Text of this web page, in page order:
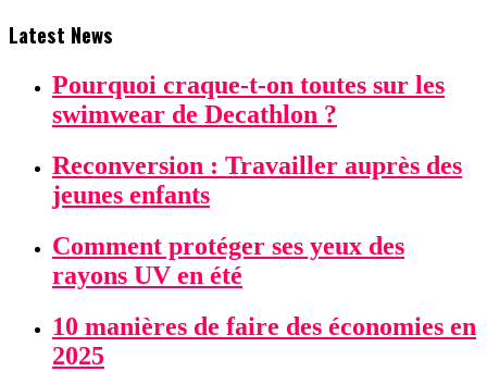
Latest News
Pourquoi craque-t-on toutes sur les
swimwear de Decathlon ?
Reconversion : Travailler auprès des
jeunes enfants
Comment protéger ses yeux des
rayons UV en été
10 manières de faire des économies en
2025